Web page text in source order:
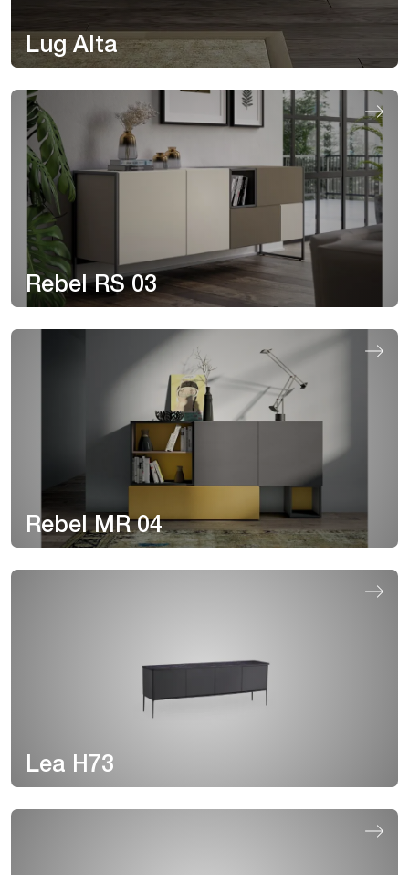
Lug Alta
Rebel RS 03
Rebel MR 04
Lea H73